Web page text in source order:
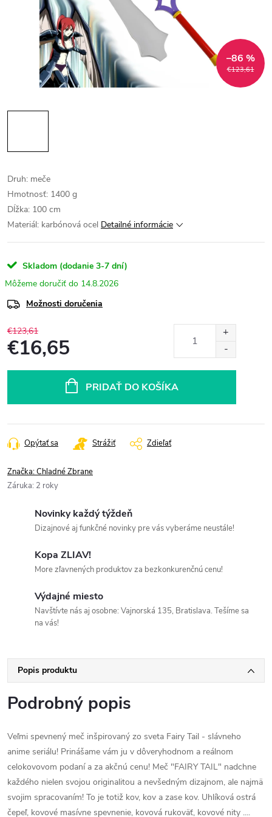
€123,61
–86 %
Druh: meče
Hmotnosť: 1400 g
Dĺžka: 100 cm
Materiál: karbónová ocel Detailné informácie
Skladom (dodanie 3-7 dní)
14.8.2026
Možnosti doručenia
€123,61
€16,65
PRIDAŤ DO KOŠÍKA
Opýtať sa Strážiť Zdieľať
Značka:Chladné Zbrane
Záruka: 2 roky
Novinky každý týždeň
Dizajnové aj funkčné novinky pre vás vyberáme neustále!
Kopa ZLIAV!
More zľavnených produktov za bezkonkurenčnú cenu!
Výdajné miesto
Navštívte nás aj osobne: Vajnorská 135, Bratislava. Tešíme sa
na vás!
Popis produktu
Podrobný popis
Veľmi spevnený meč inšpirovaný zo sveta Fairy Tail - slávneho
anime seriálu! Prinášame vám ju v dôveryhodnom a reálnom
celokovovom podaní a za akčnú cenu! Meč "FAIRY TAIL" nadchne
každého nielen svojou originalitou a nevšedným dizajnom, ale najmä
svojim spracovaním! To je totiž kov, kov a zase kov. Uhlíková ostrá
čepeľ, kovové masívne spevnenie, kovová rukoväť, kovové nity ....